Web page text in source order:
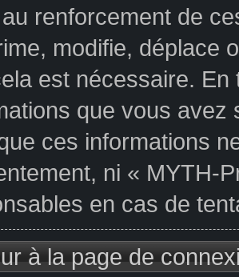
renforcement de
modifie, déplace
est nécessaire.
que vous
ces informations
ni « MYTH-
en cas de
à la page de